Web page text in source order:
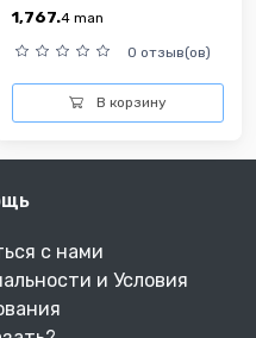
1,767.4 man
0 отзыв(ов)
В корзину
с нами
и Условия